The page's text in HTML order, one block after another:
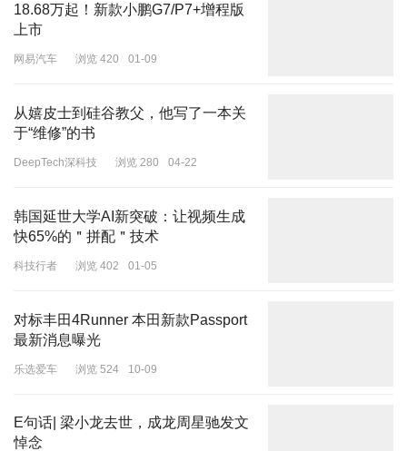
18.68万起！新款小鹏G7/P7+增程版
上市
网易汽车 浏览 420 01-09
从嬉皮士到硅谷教父，他写了一本关
于“维修”的书
DeepTech深科技 浏览 280 04-22
韩国延世大学AI新突破：让视频生成
快65%的＂拼配＂技术
科技行者 浏览 402 01-05
对标丰田4Runner 本田新款Passport
最新消息曝光
乐选爱车 浏览 524 10-09
E句话| 梁小龙去世，成龙周星驰发文
悼念